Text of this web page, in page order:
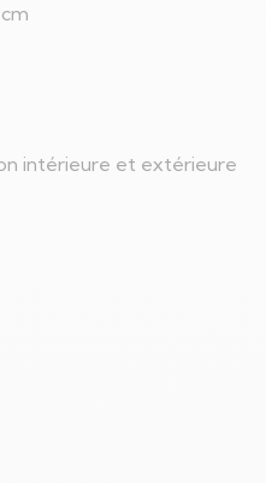
intérieure et extérieure